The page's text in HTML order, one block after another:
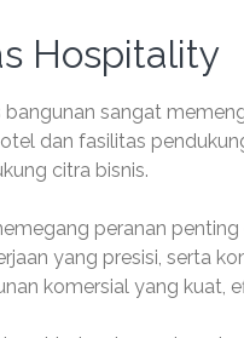
Hospitality
sangat
dan fasilitas
citra bisnis.
peranan
yang presisi, serta
komersial yang kuat,